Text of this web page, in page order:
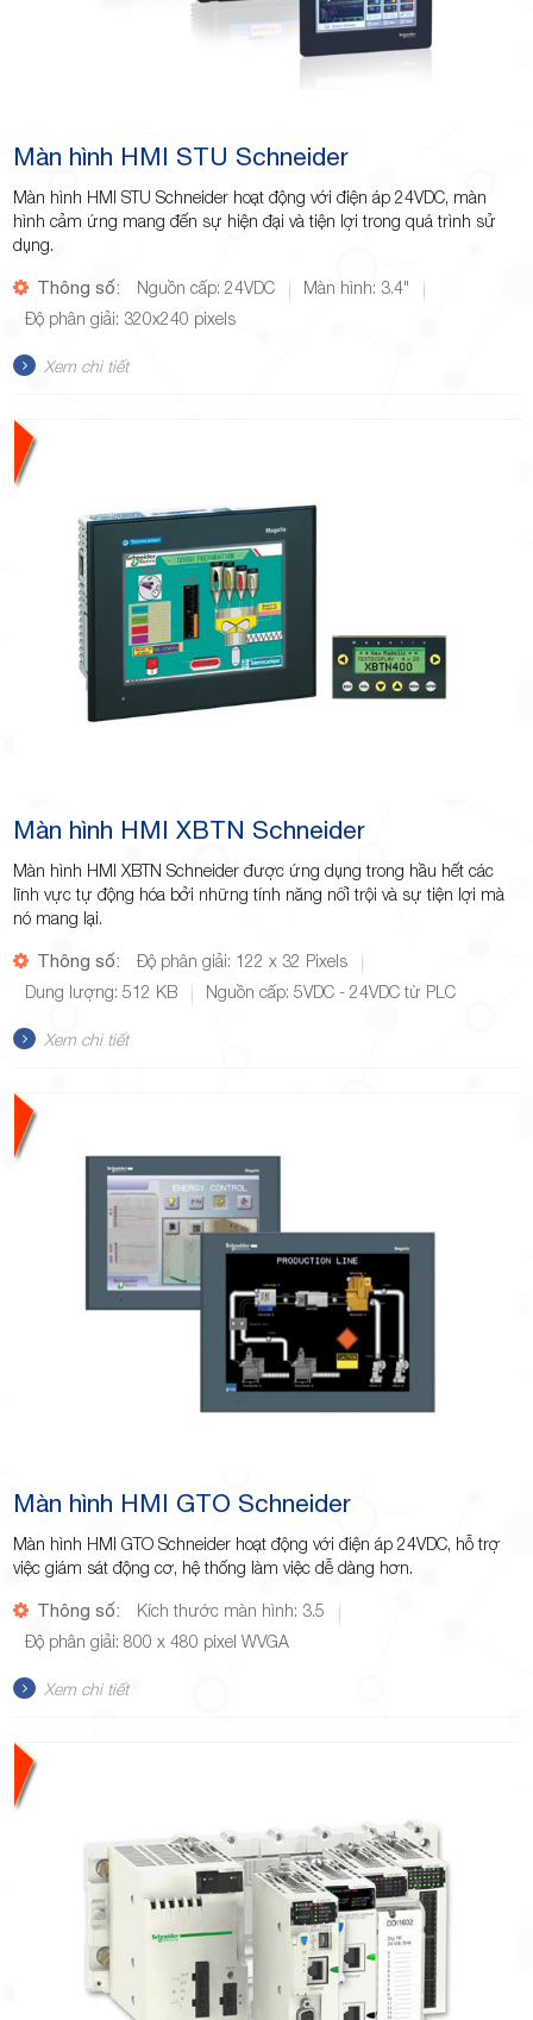
Màn hình HMI STU Schneider
Màn hình HMI STU Schneider hoạt động với điện áp 24VDC, màn
hình cảm ứng mang đến sự hiện đại và tiện lợi trong quá trình sử
dụng.
Thông số: Nguồn cấp: 24VDC
Màn hình: 3.4"
Độ phân giải: 320x240 pixels
Xem chi tiết
Màn hình HMI XBTN Schneider
Màn hình HMI XBTN Schneider được ứng dụng trong hầu hết các
lĩnh vực tự động hóa bởi những tính năng nổi trội và sự tiện lợi mà
nó mang lại.
Thông số:
Độ phân giải: 122 x 32 Pixels
Dung lượng: 512 KB
Nguồn cấp: 5VDC - 24VDC từ PLC
Xem chi tiết
Màn hình HMI GTO Schneider
Màn hình HMI GTO Schneider hoạt động với điện áp 24VDC, hỗ trợ
việc giám sát động cơ, hệ thống làm việc dễ dàng hơn.
Thông số:
Kích thước màn hình: 3.5
Độ phân giải: 800 x 480 pixel WVGA
Xem chi tiết